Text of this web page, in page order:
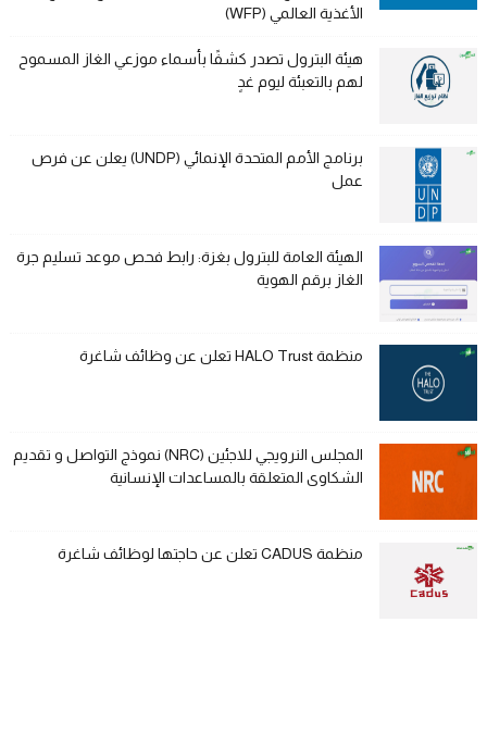
الأغذية العالمي (WFP)
هيئة البترول تصدر كشفًا بأسماء موزعي الغاز المسموح
لهم بالتعبئة ليوم غدٍ
برنامج الأمم المتحدة الإنمائي (UNDP) يعلن عن فرص
عمل
الهيئة العامة للبترول بغزة: رابط فحص موعد تسليم جرة
الغاز برقم الهوية
منظمة HALO Trust تعلن عن وظائف شاغرة
المجلس النرويجي للاجئين (NRC) نموذج التواصل و تقديم
الشكاوى المتعلقة بالمساعدات الإنسانية
منظمة CADUS تعلن عن حاجتها لوظائف شاغرة